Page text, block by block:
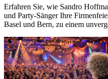
Erfahren Sie, wie Sandro
und Party-Sänger Ihre
Basel und Bern, zu einem